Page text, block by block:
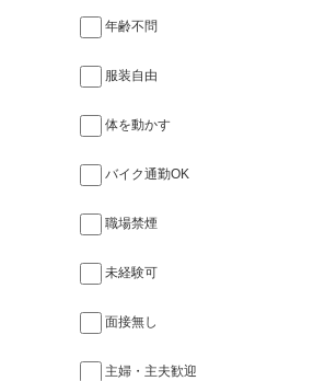
年齢不問
服装自由
体を動かす
バイク通勤OK
職場禁煙
未経験可
面接無し
主婦・主夫歓迎